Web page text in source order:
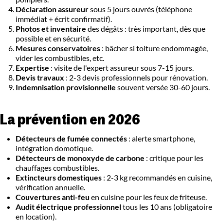
Déclaration assureursous 5 jours ouvrés (téléphone
immédiat + écrit confirmatif).
Photos et inventaire des dégâts : très important, dès que
possible et en sécurité.
Mesures conservatoires : bâcher si toiture endommagée,
vider les combustibles, etc.
Expertise : visite de l'expert assureur sous 7-15 jours.
Devis travaux : 2-3 devis professionnels pour rénovation.
Indemnisation provisionnelle souvent versée 30-60 jours.
La prévention en 2026
Détecteurs de fumée connectés : alerte smartphone,
intégration domotique.
Détecteurs de monoxyde de carbone : critique pour les
chauffages combustibles.
Extincteurs domestiques : 2-3 kg recommandés en cuisine,
vérification annuelle.
Couvertures anti-feu en cuisine pour les feux de friteuse.
Audit électrique professionneltous les 10 ans (obligatoire
en location).